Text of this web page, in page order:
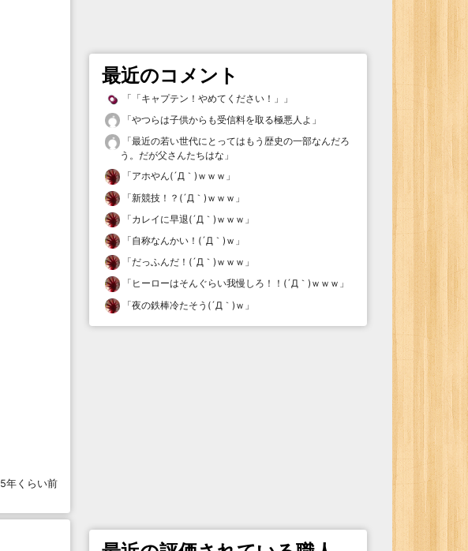
5年くらい前
最近のコメント
「 「キャプテン！やめてください！」
」
「やつらは子供からも受信料を取る極悪人よ 」
「最近の若い世代にとってはもう歴史の一部なんだろ
う。だが父さんたちはな 」
「アホやん(´Д｀)ｗｗｗ 」
「新競技！？(´Д｀)ｗｗｗ 」
「カレイに早退(´Д｀)ｗｗｗ 」
「自称なんかい！(´Д｀)ｗ 」
「だっふんだ！(´Д｀)ｗｗｗ 」
「 ヒーローはそんぐらい我慢しろ！！(´Д｀)ｗｗｗ 」
「夜の鉄棒冷たそう(´Д｀)ｗ 」